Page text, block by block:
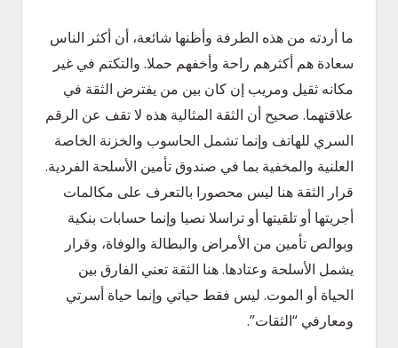
ما أردته من هذه الطرفة وأظنها شائعة، أن أكثر الناس
سعادة هم أكثرهم راحة وأخفهم حملا. والتكتم في غير
مكانه ثقيل ومريب إن كان بين من يفترض الثقة في
علاقتهما. صحيح أن الثقة المثالية هذه لا تقف عن الرقم
السري للهاتف وإنما تشمل الحاسوب والخزنة الخاصة
العلنية والمخفية بما في صندوق تأمين الأسلحة الفردية.
قرار الثقة هنا ليس محصورا بالتعرف على مكالمات
أجريتها أو تلقيتها أو تراسلا نصيا وإنما حسابات بنكية
وبوالص تأمين من الأمراض والبطالة والوفاة، وقرار
يشمل الأسلحة وعتادها. هنا الثقة تعني الفارق بين
الحياة أو الموت. ليس فقط حياتي وإنما حياة أسرتي
ومعارفي “الثقات”.